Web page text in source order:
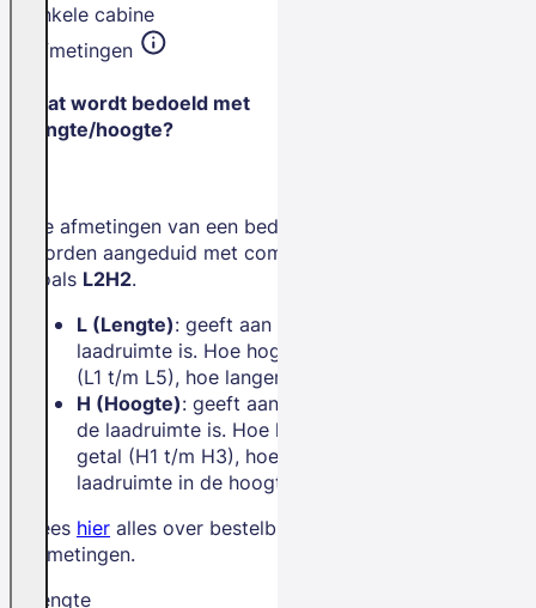
Enkele cabine
Afmetingen
Wat wordt bedoeld met
lengte/hoogte?
De afmetingen van een bedrijfswagen
worden aangeduid met combinaties
zoals L2H2.
L (Lengte): geeft aan hoe lang de
laadruimte is. Hoe hoger het getal
(L1 t/m L5), hoe langer de bus.
H (Hoogte): geeft aan hoe hoog
de laadruimte is. Hoe hoger het
getal (H1 t/m H3), hoe meer
laadruimte in de hoogte.
Lees hier alles over bestelbus
afmetingen.
Lengte